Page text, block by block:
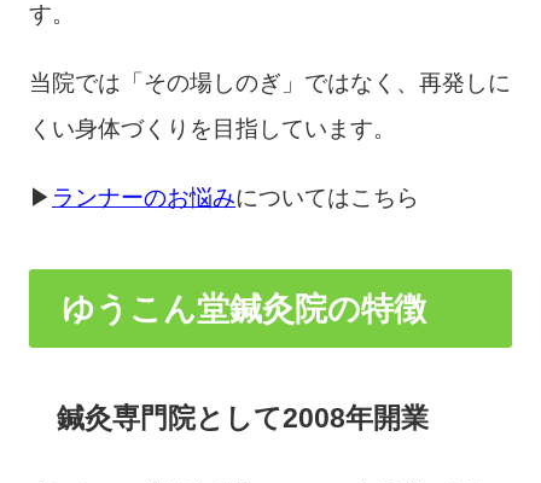
す。
当院では「その場しのぎ」ではなく、再発しに
くい身体づくりを目指しています。
▶ ランナーのお悩みについてはこちら
ゆうこん堂鍼灸院の特徴
鍼灸専門院として2008年開業